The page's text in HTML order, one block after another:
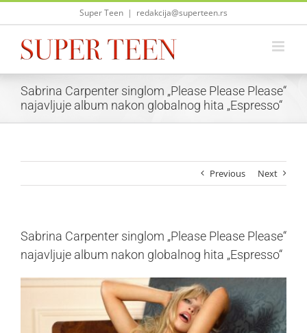
Skip
Super Teen | redakcija@superteen.rs
Sabrina Carpenter singlom „Please Please Please“
najavljuje album nakon globalnog hita „Espresso“
Previous Next
Sabrina Carpenter singlom „Please Please Please“
najavljuje album nakon globalnog hita „Espresso“